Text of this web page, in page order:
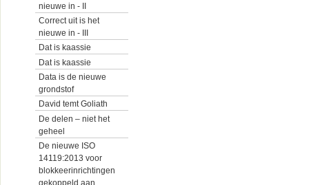
nieuwe in - II
Correct uit is het
nieuwe in - III
Dat is kaassie
Dat is kaassie
Data is de nieuwe
grondstof
David temt Goliath
De delen – niet het
geheel
De nieuwe ISO
14119:2013 voor
blokkeerinrichtingen